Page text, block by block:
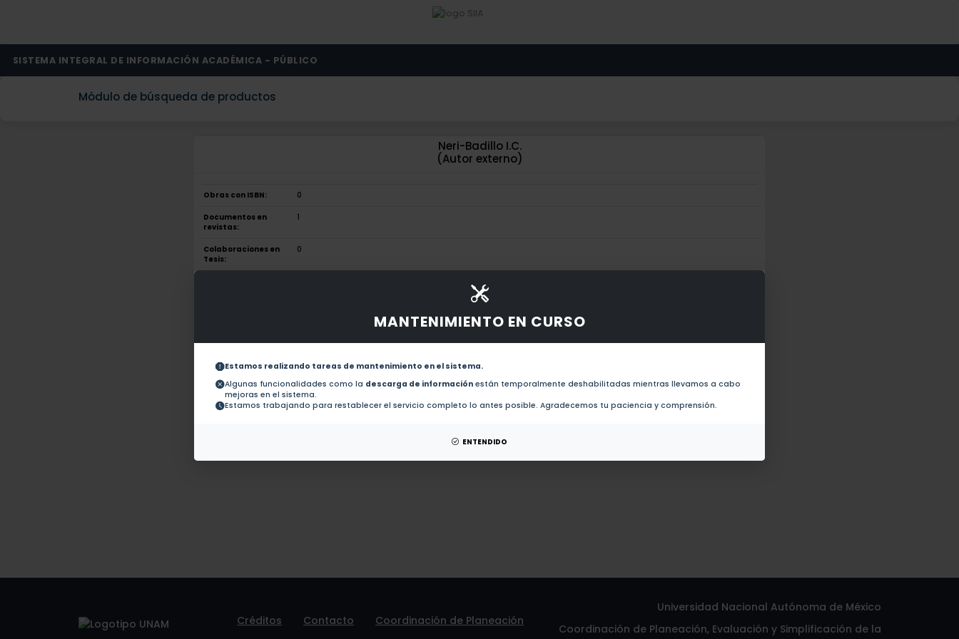
MANTENIMIENTO EN CURSO
Estamos realizando tareas de mantenimiento en el sistema.
Algunas funcionalidades como la descarga de información están temporalmente deshabilitadas mientras llevamos a cabo
mejoras en el sistema.
Estamos trabajando para restablecer el servicio completo lo antes posible. Agradecemos tu paciencia y comprensión.
ENTENDIDO
SISTEMA INTEGRAL DE INFORMACIÓN ACADÉMICA - PÚBLICO
Módulo de búsqueda de productos
Neri-Badillo I.C.
(Autor externo)
Obras con ISBN: 0
Documentos en
revistas:
1
Colaboraciones en
Tesis:
0
No hay obras de este autor.
expressed in rhodococcus erythropolis (2021)
Colaboraciones en
No hay tesis de este autor.
Créditos Contacto Coordinación de Planeación
Universidad Nacional Autónoma de México
Coordinación de Planeación, Evaluación y Simplificación de la